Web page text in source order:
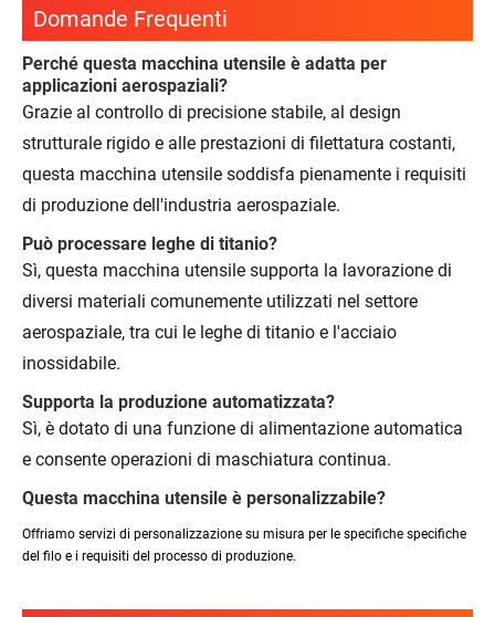
Domande Frequenti
Perché questa macchina utensile è adatta per
applicazioni aerospaziali?
Grazie al controllo di precisione stabile, al design
strutturale rigido e alle prestazioni di filettatura costanti,
questa macchina utensile soddisfa pienamente i requisiti
di produzione dell'industria aerospaziale.
Può processare leghe di titanio?
Sì, questa macchina utensile supporta la lavorazione di
diversi materiali comunemente utilizzati nel settore
aerospaziale, tra cui le leghe di titanio e l'acciaio
inossidabile.
Supporta la produzione automatizzata?
Sì, è dotato di una funzione di alimentazione automatica
e consente operazioni di maschiatura continua.
Questa macchina utensile è personalizzabile?
Offriamo servizi di personalizzazione su misura per le specifiche specifiche
del filo e i requisiti del processo di produzione.